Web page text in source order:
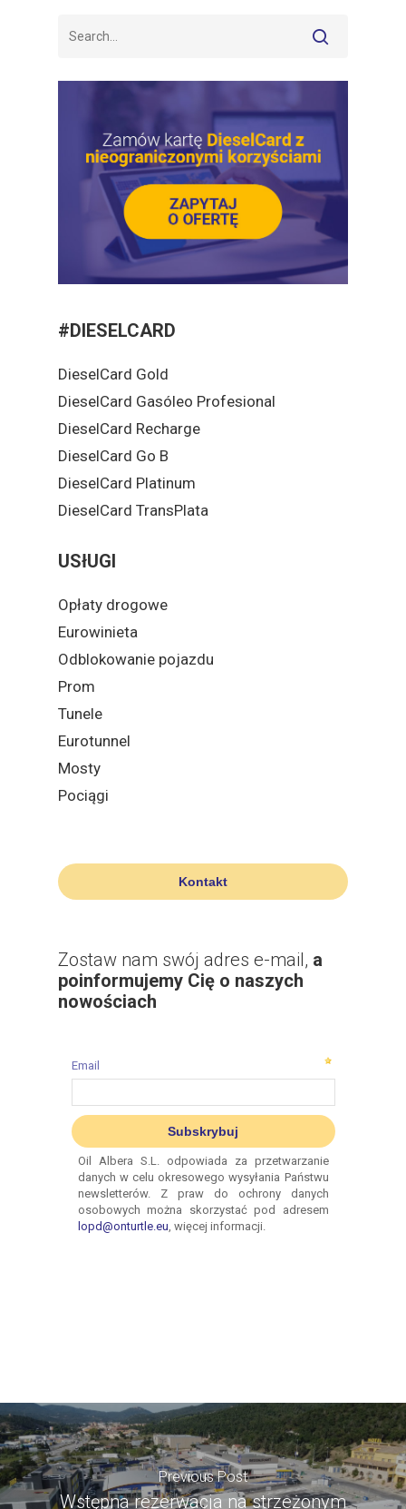
#DIESELCARD
DieselCard Gold
DieselCard Gasóleo Profesional
DieselCard Recharge
DieselCard Go B
DieselCard Platinum
DieselCard TransPlata
USłUGI
Opłaty drogowe
Eurowinieta
Odblokowanie pojazdu
Prom
Tunele
Eurotunnel
Mosty
Pociągi
Kontakt
Zostaw nam swój adres e-mail, a
poinformujemy Cię o naszych
nowościach
Previous Post
Wstępna rezerwacja na strzeżonym